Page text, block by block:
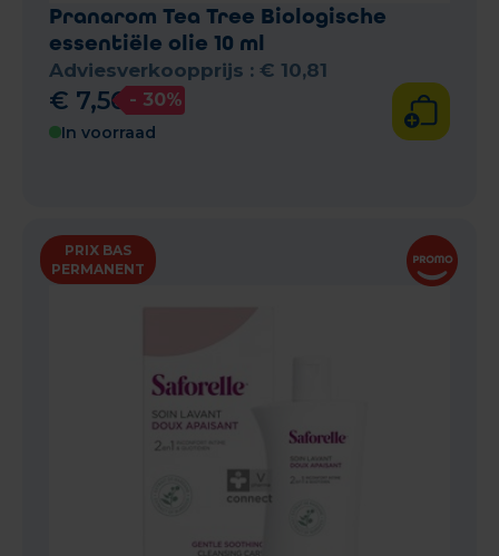
Pranarom Tea Tree Biologische
essentiële olie 10 ml
Adviesverkoopprijs : € 10,81
€ 7,56 - 30%
In voorraad
PRIX BAS
PERMANENT